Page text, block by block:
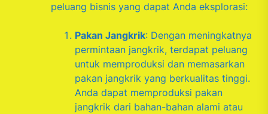
peluang bisnis yang dapat Anda eksplorasi:
Pakan Jangkrik: Dengan meningkatnya
permintaan jangkrik, terdapat peluang
untuk memproduksi dan memasarkan
pakan jangkrik yang berkualitas tinggi.
Anda dapat memproduksi pakan
jangkrik dari bahan-bahan alami atau